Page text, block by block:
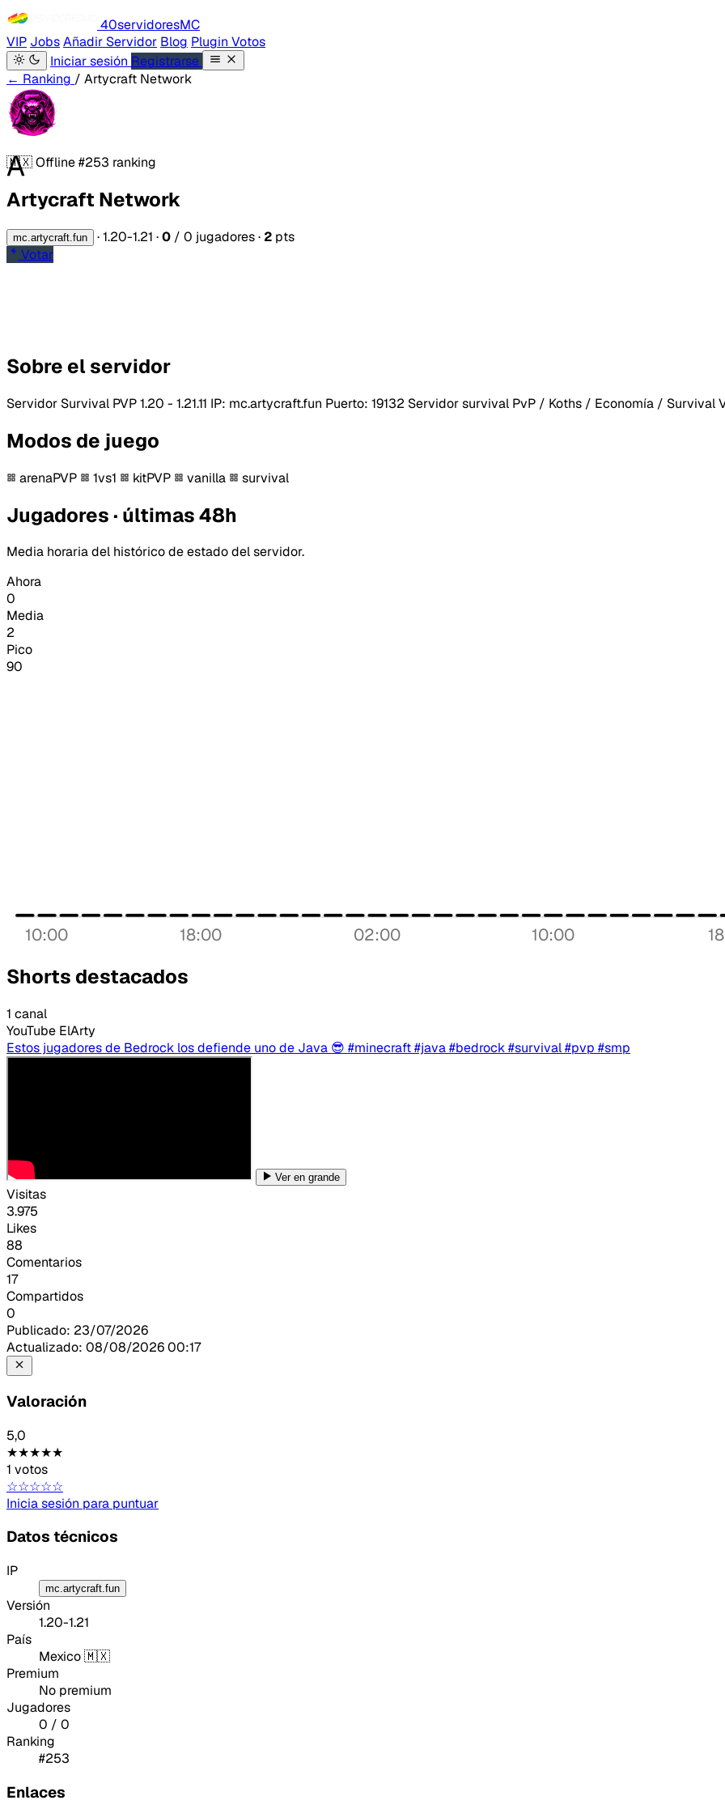
40servidoresMC
VIP JobsAñadir Servidor Blog Plugin Votos
Iniciar sesión Registrarse
← Ranking / Artycraft Network
A
🇲🇽Offline#253 ranking
Artycraft Network
mc.artycraft.fun ·1.20-1.21 ·0 / 0 jugadores· 2 pts
Votar
Sobre el servidor
Servidor Survival PVP 1.20 - 1.21.11 IP: mc.artycraft.fun Puerto: 19132 Servidor survival PvP / Koths / Economía /
Modos de juego
arenaPVP 1vs1 kitPVP vanilla survival
Jugadores · últimas 48h
Media horaria del histórico de estado del servidor.
Ahora
0
Media
2
Pico
90
10:00 18:00 02:00 10:00
Shorts destacados
1 canal
YouTube ElArty
Estos jugadores de Bedrock los defiende uno de Java 😎 #minecraft #java #bedrock #survival #pvp #smp
Ver en grande
Visitas
3.975
Likes
88
Comentarios
17
Compartidos
0
Publicado: 23/07/2026
Actualizado: 08/08/2026 00:17
Valoración
5,0
★★★★★
1 votos
☆☆☆☆☆
Inicia sesión para puntuar
Datos técnicos
IP
mc.artycraft.fun
Versión
1.20-1.21
País
Mexico 🇲🇽
Premium
No premium
Jugadores
0 / 0
Ranking
#253
Enlaces
Tipo